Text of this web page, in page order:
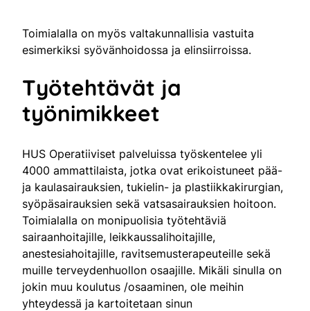
Toimialalla on myös valtakunnallisia vastuita
esimerkiksi syövänhoidossa ja elinsiirroissa.
Työtehtävät ja
työnimikkeet
HUS Operatiiviset palveluissa työskentelee yli
4000 ammattilaista, jotka ovat erikoistuneet pää-
ja kaulasairauksien, tukielin- ja plastiikkakirurgian,
syöpäsairauksien sekä vatsasairauksien hoitoon.
Toimialalla on monipuolisia työtehtäviä
sairaanhoitajille, leikkaussalihoitajille,
anestesiahoitajille, ravitsemusterapeuteille sekä
muille terveydenhuollon osaajille. Mikäli sinulla on
jokin muu koulutus /osaaminen, ole meihin
yhteydessä ja kartoitetaan sinun